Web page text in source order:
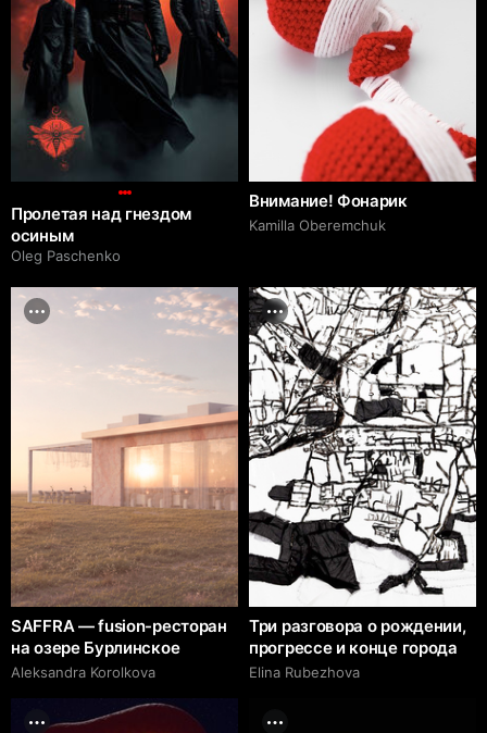
Пролетая над гнездом
осиным
Oleg Paschenko
Внимание! Фонарик
Kamilla Oberemchuk
SAFFRA — fusion-ресторан
на озере Бурлинское
Aleksandra Korolkova
Три разговора о рождении,
прогрессе и конце города
Elina Rubezhova